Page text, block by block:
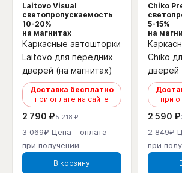
Laitovo Visual
светопропускаемость
10-20%
на магнитах
Каркасные автошторки
Laitovo для передних
дверей (на магнитах)
Доставка бесплатно
при оплате на сайте
2 790 ₽5 218 ₽
3 069₽ Цена - оплата
при получении
В корзину
Chiko
5-15%
на
Chiko
дверей
при
2 590 ₽
2 849₽
при